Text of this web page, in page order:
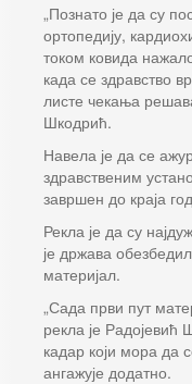
„Познато је да су
ортопедију,
током ковида
када се здравство
листе чекања
Шкодрић.
Навела је да се
здравственим
завршен до краја
Рекла је да су
је држава
материјал.
„Сада први пут
рекла је
кадар који мора да
ангажује додатно.